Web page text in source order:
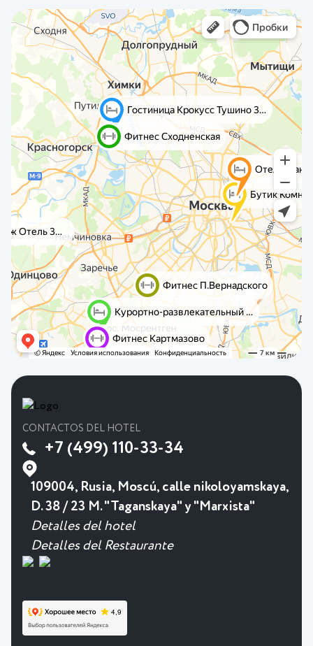
CONTACTOS DEL HOTEL
+7 (499) 110-33-34
109004, Rusia, Moscú, calle nikoloyamskaya,
D. 38 / 23 M. "Taganskaya" y "Marxista"
Detalles del hotel
Detalles del Restaurante